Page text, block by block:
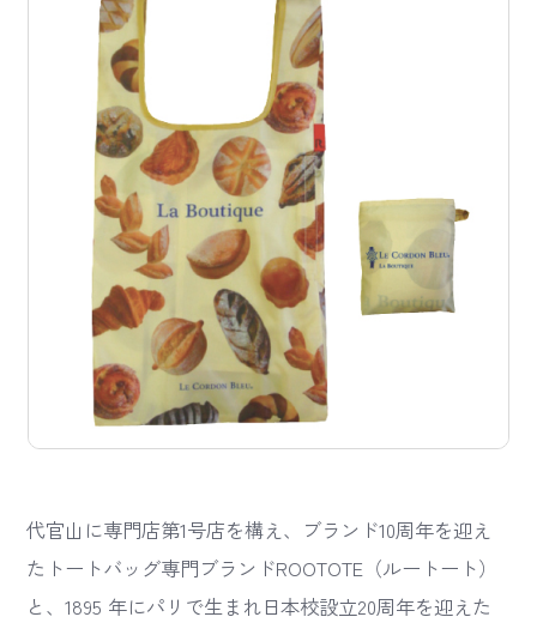
代官山に専門店第1号店を構え、ブランド10周年を迎え
たトートバッグ専門ブランドROOTOTE（ルートート）
と、1895 年にパリで生まれ日本校設立20周年を迎えた